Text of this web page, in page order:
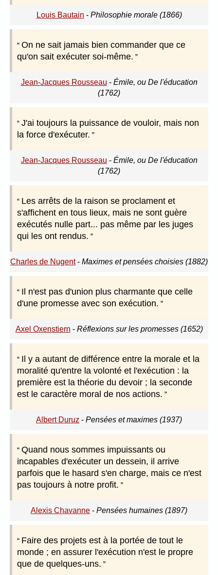
Louis Bautain - Philosophie morale (1866)
On ne sait jamais bien commander que ce
qu'on sait exécuter soi-même.
Jean-Jacques Rousseau - Émile, ou De l'éducation
(1762)
J'ai toujours la puissance de vouloir, mais non
la force d'exécuter.
Jean-Jacques Rousseau - Émile, ou De l'éducation
(1762)
Les arrêts de la raison se proclament et
s'affichent en tous lieux, mais ne sont guère
exécutés nulle part... pas même par les juges
qui les ont rendus.
Charles de Nugent- Maximes et pensées choisies (1882)
Il n'est pas d'union plus charmante que celle
d'une promesse avec son exécution.
Axel Oxenstiern - Réflexions sur les promesses (1652)
Il y a autant de différence entre la morale et la
moralité qu'entre la volonté et l'exécution : la
première est la théorie du devoir ; la seconde
est le caractère moral de nos actions.
Albert Duruz - Pensées et maximes (1937)
Quand nous sommes impuissants ou
incapables d'exécuter un dessein, il arrive
parfois que le hasard s'en charge, mais ce n'est
pas toujours à notre profit.
Alexis Chavanne - Pensées humaines (1897)
Faire des projets est à la portée de tout le
monde ; en assurer l'exécution n'est le propre
que de quelques-uns.